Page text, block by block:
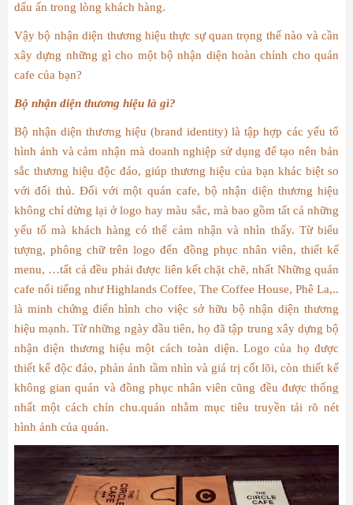
dấu ấn trong lòng khách hàng.
Vậy bộ nhận diện thương hiệu thực sự quan trọng thế nào và cần
xây dựng những gì cho một bộ nhận diện hoàn chỉnh cho quán
cafe của bạn?
Bộ nhận diện thương hiệu là gì?
Bộ nhận diện thương hiệu (brand identity) là tập hợp các yếu tố
hình ảnh và cảm nhận mà doanh nghiệp sử dụng để tạo nên bản
sắc thương hiệu độc đáo, giúp thương hiệu của bạn khác biệt so
với đối thủ. Đối với một quán cafe, bộ nhận diện thương hiệu
không chỉ dừng lại ở logo hay màu sắc, mà bao gồm tất cả những
yếu tố mà khách hàng có thể cảm nhận và nhìn thấy. Từ biểu
tượng, phông chữ trên logo đến đồng phục nhân viên, thiết kế
menu, …tất cả đều phải được liên kết chặt chẽ, nhất Những quán
cafe nổi tiếng như Highlands Coffee, The Coffee House, Phê La,..
là minh chứng điển hình cho việc sở hữu bộ nhận diện thương
hiệu mạnh. Từ những ngày đầu tiên, họ đã tập trung xây dựng bộ
nhận diện thương hiệu một cách toàn diện. Logo của họ được
thiết kế độc đáo, phản ánh tầm nhìn và giá trị cốt lõi, còn thiết kế
không gian quán và đồng phục nhân viên cũng đều được thống
nhất một cách chỉn chu.quán nhằm mục tiêu truyền tải rõ nét
hình ảnh của quán.